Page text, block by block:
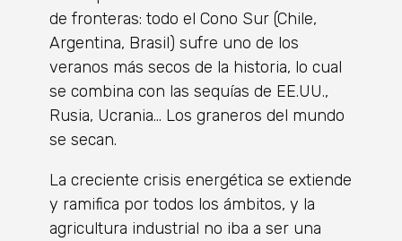
de fronteras: todo el Cono Sur (Chile,
Argentina, Brasil) sufre uno de los
veranos más secos de la historia, lo cual
se combina con las sequías de EE.UU.,
Rusia, Ucrania… Los graneros del mundo
se secan.
La creciente crisis energética se extiende
y ramifica por todos los ámbitos, y la
agricultura industrial no iba a ser una